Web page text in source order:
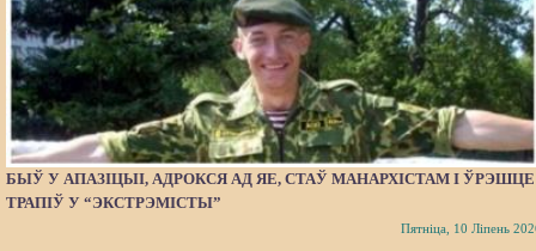
БЫЎ У АПАЗІЦЫІ, АДРОКСЯ АД ЯЕ, СТАЎ МАНАРХІСТАМ І ЎРЭШЦЕ
ТРАПІЎ У “ЭКСТРЭМІСТЫ”
Пятніца, 10 Ліпень